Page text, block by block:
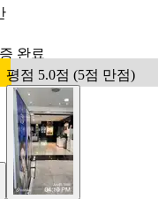
완료
평점 5.0점 (5점 만점)